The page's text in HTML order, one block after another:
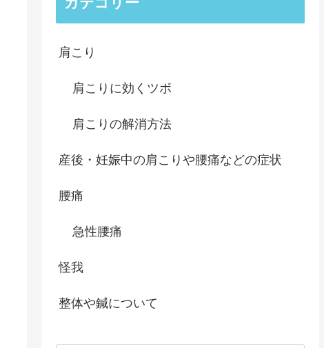
肩こり
肩こりに効くツボ
肩こりの解消方法
産後・妊娠中の肩こりや腰痛などの症状
腰痛
急性腰痛
怪我
整体や鍼について